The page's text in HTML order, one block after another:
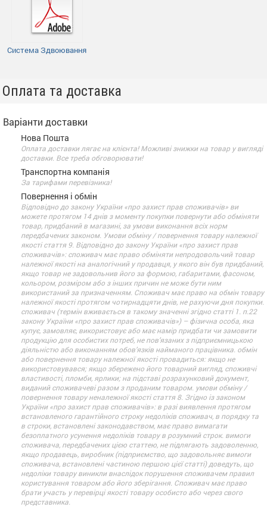
Система Здвоювання
Оплата та доставка
Варіанти доставки
Нова Пошта
Оплата доставки лягає на клієнта! Можливі знижки на товар у вигляді
доставки. Все треба обговорювати!
Транспортна компанія
За тарифами перевізника!
Повернення і обмін
Відповідно до закону України «про захист прав споживачів» ви
можете протягом 14 днів з моменту покупки повернути або обміняти
товар, придбаний в магазині, за умови виконання всіх норм
передбачених законом. Умови обміну / повернення товару належної
якості стаття 9. Відповідно до закону України «про захист прав
споживачів»: споживач має право обміняти непродовольчий товар
належної якості на аналогічний у продавця, у якого він був придбаний,
якщо товар не задовольнив його за формою, габаритами, фасоном,
кольором, розміром або з інших причин не може бути ним
використаний за призначенням. Споживач має право на обмін товару
належної якості протягом чотирнадцяти днів, не рахуючи дня покупки.
споживач (термін вживається в такому значенні згідно статті 1. п.22
закону України «про захист прав споживачів») – фізична особа, яка
купує, замовляє, використовує або має намір придбати чи замовити
продукцію для особистих потреб, не пов’язаних з підприємницькою
діяльністю або виконанням обов’язків найманого працівника. обмін
або повернення товару належної якості провадиться: якщо не
використовувався; якщо збережено його товарний вигляд, споживчі
властивості, пломби, ярлики; на підставі розрахунковий документ,
виданий споживачеві разом з проданим товаром. умови обміну /
повернення товару неналежної якості стаття 8. Згідно із законом
України «про захист прав споживачів»: в разі виявлення протягом
встановленого гарантійного строку недоліків споживач, в порядку та
в строки, встановлені законодавством, має право вимагати
безоплатного усунення недоліків товару в розумний строк. вимоги
споживача, передбачених цією статтею, не підлягають задоволенню,
якщо продавець, виробник (підприємство, що задовольняє вимоги
споживача, встановлені частиною першою цієї статті) доведуть, що
недоліки товару виникли внаслідок порушення споживачем правил
користування товаром або його зберігання. Споживач має право
брати участь у перевірці якості товару особисто або через свого
представника.